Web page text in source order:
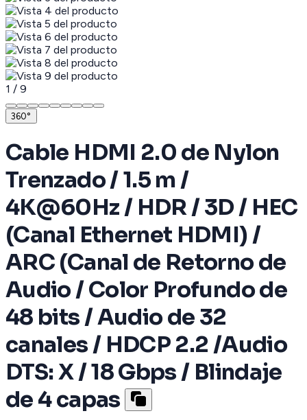
1 / 9
360°
Cable HDMI 2.0 de Nylon
Trenzado / 1.5 m /
4K@60Hz / HDR / 3D / HEC
(Canal Ethernet HDMI) /
ARC (Canal de Retorno de
Audio / Color Profundo de
48 bits / Audio de 32
canales / HDCP 2.2 /Audio
DTS: X / 18 Gbps / Blindaje
de 4 capas